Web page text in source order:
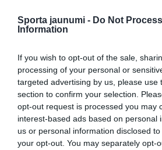
Sporta jaunumi - Do Not
Information
If you wish to opt-out of the sale,
processing of your personal or
targeted advertising by us, please use
section to confirm your selection.
opt-out request is processed you may
interest-based ads based on personal
us or personal information disclosed
your opt-out. You may separately opt-
vairs
Šmits
pret
FOTO.